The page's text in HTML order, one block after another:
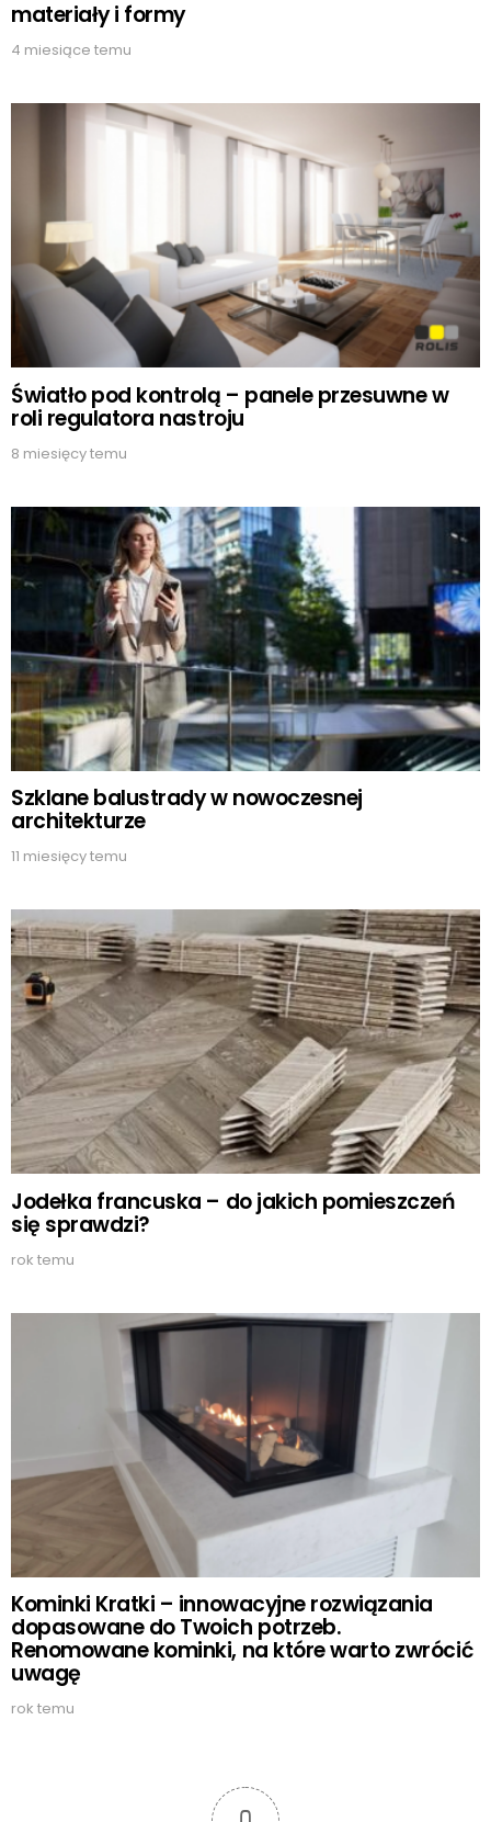
materiały i formy
4 miesiące temu
Światło pod kontrolą – panele przesuwne w
roli regulatora nastroju
8 miesięcy temu
Szklane balustrady w nowoczesnej
architekturze
11 miesięcy temu
Jodełka francuska – do jakich pomieszczeń
się sprawdzi?
rok temu
Kominki Kratki – innowacyjne rozwiązania
dopasowane do Twoich potrzeb.
Renomowane kominki, na które warto zwrócić
uwagę
rok temu